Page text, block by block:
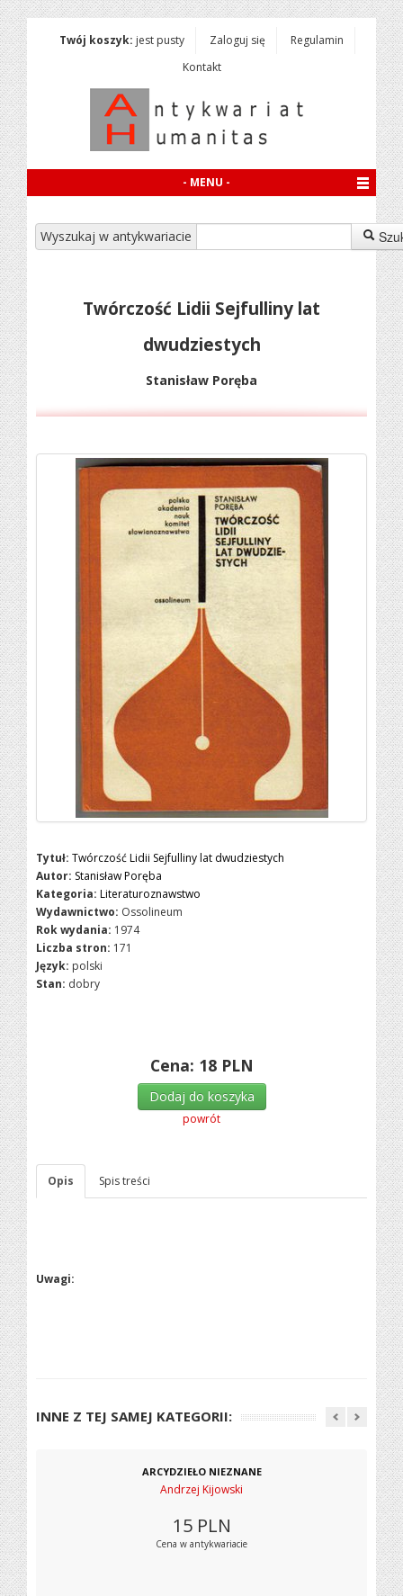
Twój koszyk: jest pusty Zaloguj się
Regulamin
Kontakt
- MENU -
Wyszukaj w antykwariacie
Twórczość Lidii Sejfulliny lat
dwudziestych
Stanisław Poręba
Tytuł: Twórczość Lidii Sejfulliny lat dwudziestych
Autor: Stanisław Poręba
Kategoria: Literaturoznawstwo
Wydawnictwo: Ossolineum
Rok wydania: 1974
Liczba stron: 171
Język: polski
Stan: dobry
Cena: 18 PLN
Dodaj do koszyka
powrót
Opis Spis treści
Uwagi:
INNE Z TEJ SAMEJ KATEGORII:
ARCYDZIEŁO NIEZNANE
Andrzej Kijowski
15 PLN
Cena w antykwariacie